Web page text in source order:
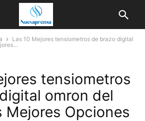
Las 10 Mejores tensiometros de brazo digital
tensiometros
omron del
Mejores Opciones